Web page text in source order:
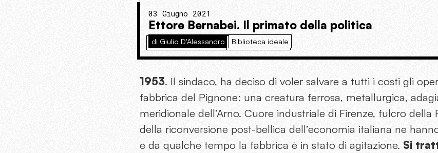
03 Giugno 2021
Ettore Bernabei. Il primato della politica
di Giulio D'Alessandro Biblioteca ideale
1953. Il sindaco, ha deciso di voler salvare a tutti i costi gli
fabbrica del Pignone: una creatura ferrosa, metallurgica,
meridionale dell’Arno. Cuore industriale di Firenze, fulcro della
della riconversione post-bellica dell’economia italiana ne
e da qualche tempo la fabbrica è in stato di agitazione. Si